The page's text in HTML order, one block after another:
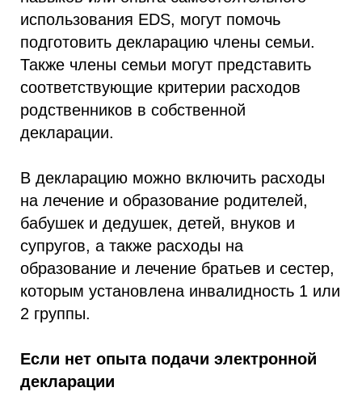
использования EDS, могут помочь
подготовить декларацию члены семьи.
Также члены семьи могут представить
соответствующие критерии расходов
родственников в собственной
декларации.
В декларацию можно включить расходы
на лечение и образование родителей,
бабушек и дедушек, детей, внуков и
супругов, а также расходы на
образование и лечение братьев и сестер,
которым установлена инвалидность 1 или
2 группы.
Если нет опыта подачи электронной
декларации